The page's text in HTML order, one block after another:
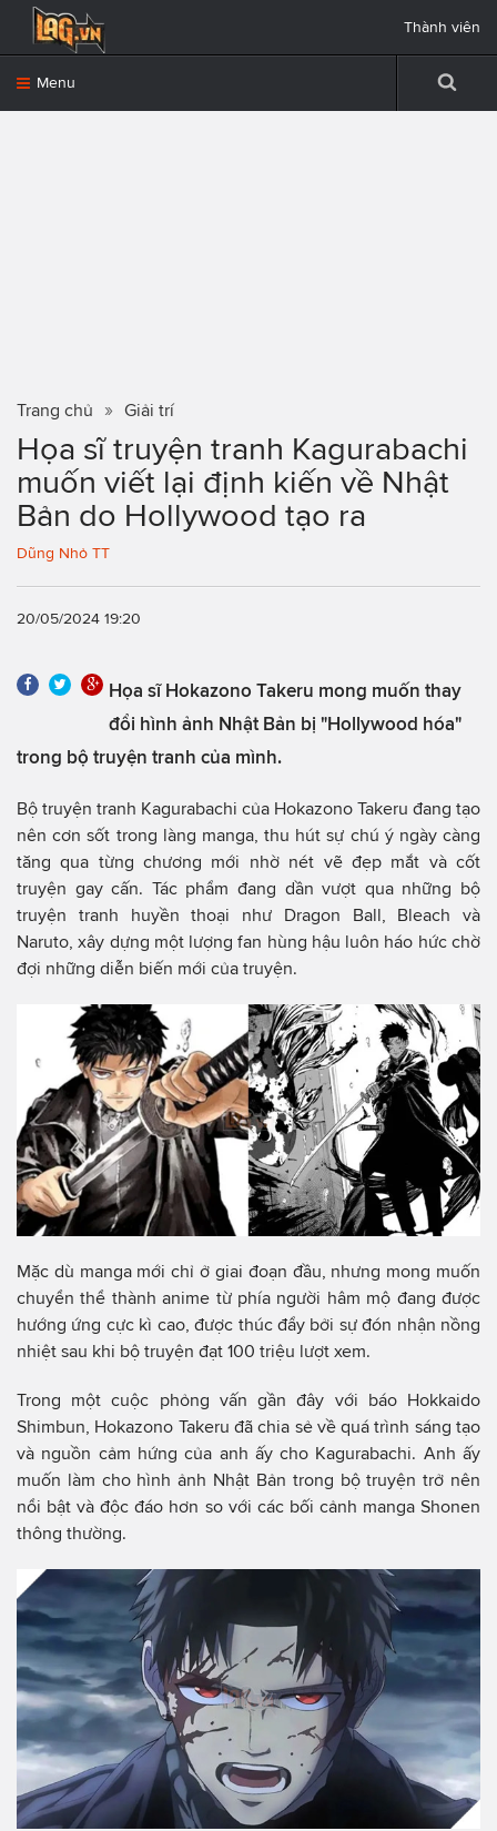
Menu
Thành viên
Trang chủ Giải trí
Họa sĩ truyện tranh Kagurabachi
muốn viết lại định kiến về Nhật
Bản do Hollywood tạo ra
Dũng Nhỏ TT
20/05/2024 19:20
Họa sĩ Hokazono Takeru mong muốn thay
đổi hình ảnh Nhật Bản bị "Hollywood hóa"
trong bộ truyện tranh của mình.
Bộ truyện tranh Kagurabachi của Hokazono Takeru đang tạo
nên cơn sốt trong làng manga, thu hút sự chú ý ngày càng
tăng qua từng chương mới nhờ nét vẽ đẹp mắt và cốt
truyện gay cấn. Tác phẩm đang dần vượt qua những bộ
truyện tranh huyền thoại như Dragon Ball, Bleach và
Naruto, xây dựng một lượng fan hùng hậu luôn háo hức chờ
đợi những diễn biến mới của truyện.
Mặc dù manga mới chỉ ở giai đoạn đầu, nhưng mong muốn
chuyển thể thành anime từ phía người hâm mộ đang được
hướng ứng cực kì cao, được thúc đẩy bởi sự đón nhận nồng
nhiệt sau khi bộ truyện đạt 100 triệu lượt xem.
Trong một cuộc phỏng vấn gần đây với báo Hokkaido
Shimbun, Hokazono Takeru đã chia sẻ về quá trình sáng tạo
và nguồn cảm hứng của anh ấy cho Kagurabachi. Anh ấy
muốn làm cho hình ảnh Nhật Bản trong bộ truyện trở nên
nổi bật và độc đáo hơn so với các bối cảnh manga Shonen
thông thường.